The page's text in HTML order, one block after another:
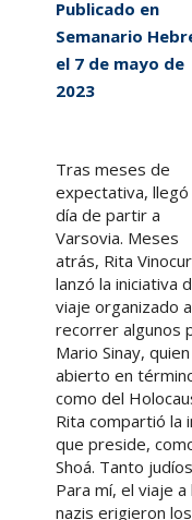
Publicado en
Semanario
el 7 de mayo de
2023
Tras meses de
expectativa, llegó
día de partir a
Varsovia. Meses
atrás, Rita Vinocur
lanzó la iniciativa
viaje organizado a
recorrer algunos
Mario Sinay,
abierto en
como del
Rita compartió la
que preside,
Shoá. Tanto
Para mí, el viaje
nazis erigieron